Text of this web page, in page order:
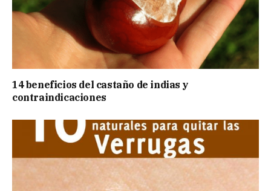
14 beneficios del castaño de indias y
contraindicaciones